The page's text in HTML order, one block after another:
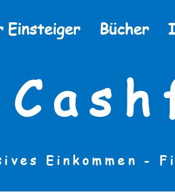
Einsteiger Bücher
Einkommen -